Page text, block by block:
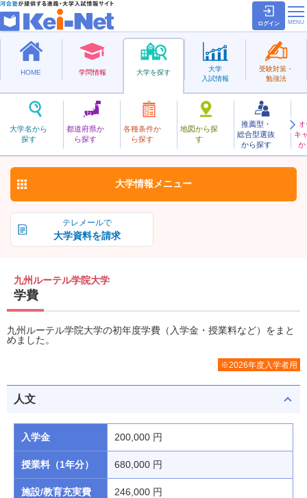
ログイン
HOME 学問情報 大学を探す
大学名から
探す
都道府県か
ら探す
各種条件か
ら探す
地図から探
す
推薦型・
総合型選抜
から探す
キ
か
大学
入試情報
受験対策・
勉強法
私立
きゅうしゅうるーてるがくいん
九州ルーテル学院大学 お気に入り
テレメールで
大学資料を請求
大学情報 メニュー
九州ルーテル学院大学
学費
九州ルーテル学院大学の初年度学費（入学金・授業料など）をまと
めました。
※2026年度入学者用
人文
入学金 200,000 円
授業料（1年分） 680,000 円
施設/教育充実費
246,000 円